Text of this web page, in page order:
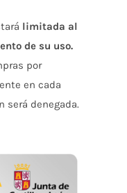
limitada al
de su uso.
por
en cada
será denegada.